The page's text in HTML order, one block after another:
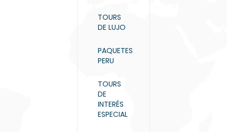
TOURS
DE LUJO
PAQUETES
PERU
TOURS
DE
INTERÉS
ESPECIAL